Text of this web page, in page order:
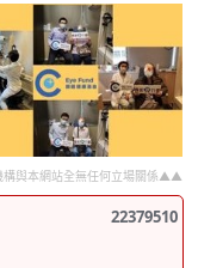
與本網站全無任何立場關係▲▲
22379510